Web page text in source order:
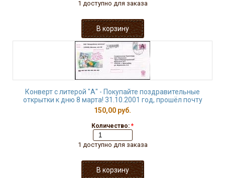
1 доступно для заказа
Конверт с литерой "А" - Покупайте поздравительные
открытки к дню 8 марта! 31.10.2001 год, прошёл почту
150,00 руб.
Количество: *
1 доступно для заказа